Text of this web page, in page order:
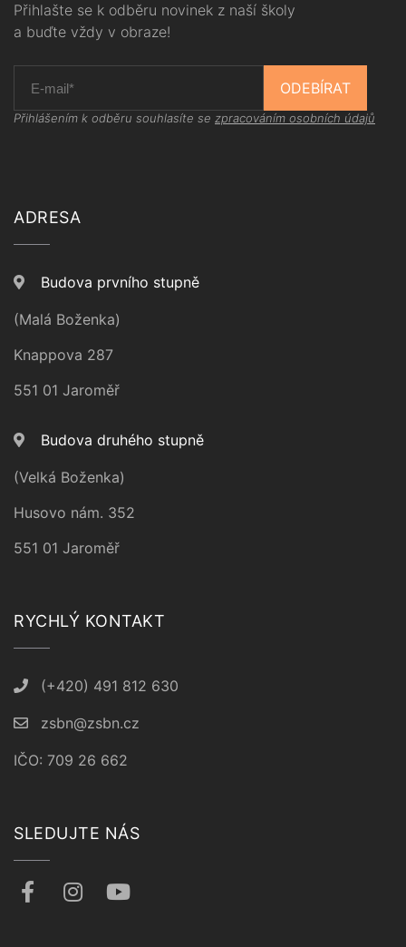
Přihlašte se k odběru novinek z naší školy
a buďte vždy v obraze!
ODEBÍRAT
Přihlášením k odběru souhlasíte se zpracováním osobních údajů
ADRESA
Budova prvního stupně
(Malá Boženka)
Knappova 287
551 01 Jaroměř
Budova druhého stupně
(Velká Boženka)
Husovo nám. 352
551 01 Jaroměř
RYCHLÝ KONTAKT
(+420) 491 812 630
zsbn@zsbn.cz
IČO: 709 26 662
SLEDUJTE NÁS